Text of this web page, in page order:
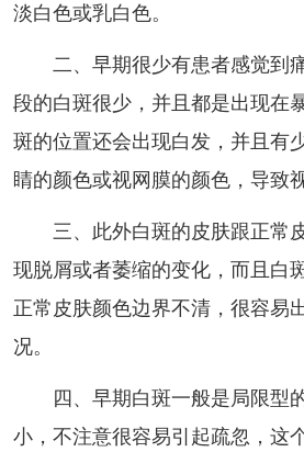
淡白色或乳白色。
二、早期很少有患者感觉到
段的白斑很少，并且都是出现在
斑的位置还会出现白发，并且有
睛的颜色或视网膜的颜色，导致
三、此外白斑的皮肤跟正常
现脱屑或者萎缩的变化，而且白
正常皮肤颜色边界不清，很容易
况。
四、早期白斑一般是局限型
小，不注意很容易引起疏忽，这